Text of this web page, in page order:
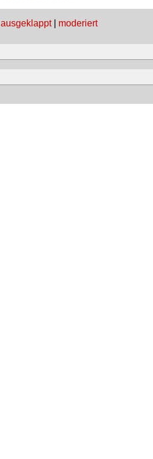
ausgeklappt| moderiert